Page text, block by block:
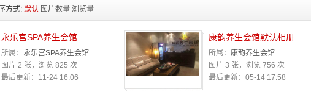
方式: 默认 图片数量 浏览量
永乐宫SPA养生会馆
所属： 永乐宫SPA养生会馆
图片 2 张，浏览 825 次
最后更新：11-24 16:06
康韵养生会馆默认相册
所属： 康韵养生会馆
图片 3 张，浏览 756 次
最后更新：05-14 17:58